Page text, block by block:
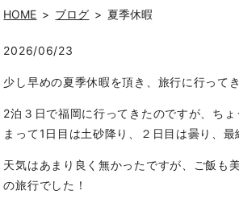
HOME ブログ 夏季休暇
2026/06/23
少し早めの夏季休暇を頂き、旅行に行って
2泊３日で福岡に行ってきたのですが、ち
まって1日目は土砂降り、２日目は曇り、最
天気はあまり良く無かったですが、ご飯も
の旅行でした！